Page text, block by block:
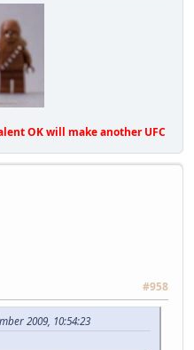
OK will make another UFC
#958
2009, 10:54:23